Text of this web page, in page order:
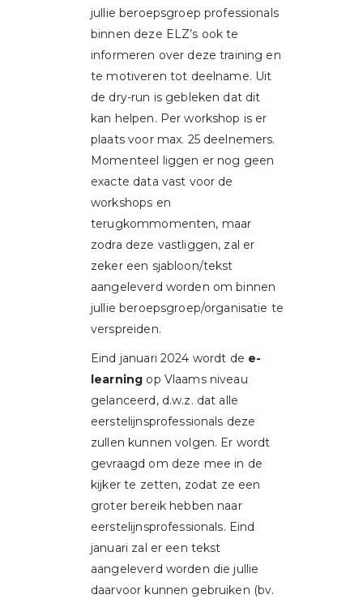
jullie beroepsgroep professionals
binnen deze ELZ’s ook te
informeren over deze training en
te motiveren tot deelname. Uit
de dry-run is gebleken dat dit
kan helpen. Per workshop is er
plaats voor max. 25 deelnemers.
Momenteel liggen er nog geen
exacte data vast voor de
workshops en
terugkommomenten, maar
zodra deze vastliggen, zal er
zeker een sjabloon/tekst
aangeleverd worden om binnen
jullie beroepsgroep/organisatie te
verspreiden.
Eind januari 2024 wordt de e-
learning op Vlaams niveau
gelanceerd, d.w.z. dat alle
eerstelijnsprofessionals deze
zullen kunnen volgen. Er wordt
gevraagd om deze mee in de
kijker te zetten, zodat ze een
groter bereik hebben naar
eerstelijnsprofessionals. Eind
januari zal er een tekst
aangeleverd worden die jullie
daarvoor kunnen gebruiken (bv.